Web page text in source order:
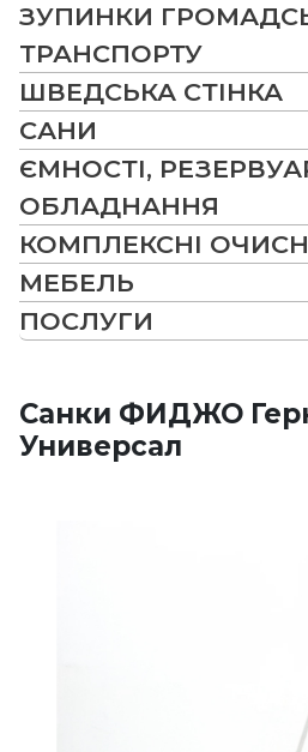
ЗУПИНКИ
ТРАНСПОРТУ
ШВЕДСЬКА СТІНКА
САНИ
ЄМНОСТІ,
ОБЛАДНАННЯ
КОМПЛЕКСНІ
МЕБЕЛЬ
ПОСЛУГИ
Санки ФИДЖО
Универсал